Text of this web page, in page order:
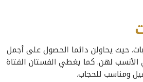
حيث يحاولن دائما الحصول على أجمل
الأنسب لهن. كما يغطي الفستان الفتاة
ومناسب للحجاب.